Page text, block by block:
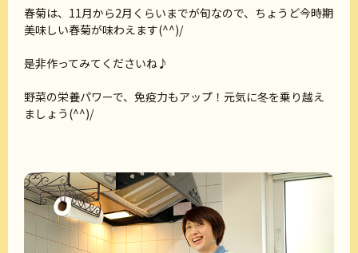
春菊は、11月から2月くらいまでが旬なので、ちょうど今時期
美味しい春菊が味わえます(^^)/
是非作ってみてくださいね♪
野菜の栄養パワーで、免疫力もアップ！元気に冬を乗り越え
ましょう(^^)/